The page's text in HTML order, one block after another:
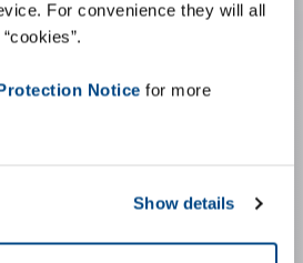
For convenience they will all
Notice for more
Show details